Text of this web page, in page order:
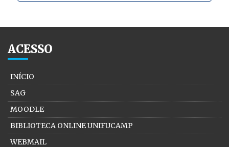
ACESSO
INÍCIO
SAG
MOODLE
BIBLIOTECA ONLINE UNIFUCAMP
WEBMAIL